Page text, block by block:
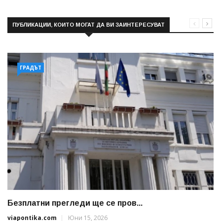
ПУБЛИКАЦИИ, КОИТО МОГАТ ДА ВИ ЗАИНТЕРЕСУВАТ
ГРАДЪТ
Безплатни прегледи ще се пров...
viapontika.com
Юни 15, 2026